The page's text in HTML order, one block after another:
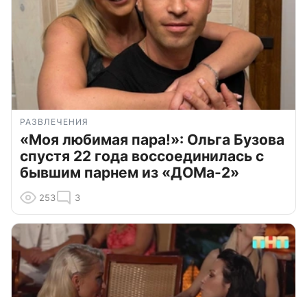
РАЗВЛЕЧЕНИЯ
«Моя любимая пара!»: Ольга Бузова
спустя 22 года воссоединилась с
бывшим парнем из «ДОМа-2»
253 3